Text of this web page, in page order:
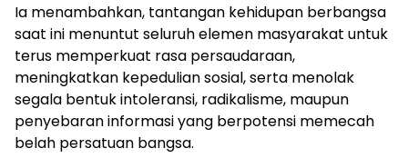
Ia menambahkan, tantangan kehidupan berbangsa
saat ini menuntut seluruh elemen masyarakat untuk
terus memperkuat rasa persaudaraan,
meningkatkan kepedulian sosial, serta menolak
segala bentuk intoleransi, radikalisme, maupun
penyebaran informasi yang berpotensi memecah
belah persatuan bangsa.